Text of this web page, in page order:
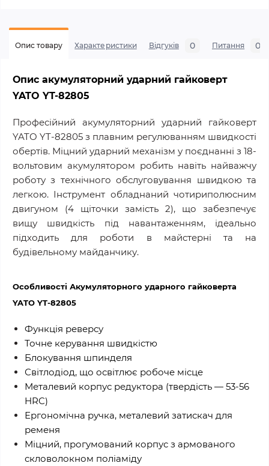
Опис товару Характеристики Відгуків 0 Питання 0
Опис акумуляторний ударний гайковерт
YATO YT-82805
Професійний акумуляторний ударний гайковерт
YATO YT-82805 з плавним регулюванням швидкості
обертів. Міцний ударний механізм у поєднанні з 18-
вольтовим акумулятором робить навіть найважчу
роботу з технічного обслуговування швидкою та
легкою. Інструмент обладнаний чотириполюсним
двигуном (4 щіточки замість 2), що забезпечує
вищу швидкість під навантаженням, ідеально
підходить для роботи в майстерні та на
будівельному майданчику.
Особливості Акумуляторного ударного гайковерта
YATO YT-82805
Функція реверсу
Точне керування швидкістю
Блокування шпинделя
Світлодіод, що освітлює робоче місце
Металевий корпус редуктора (твердість — 53-56
HRC)
Ергономічна ручка, металевий затискач для
ременя
Міцний, прогумований корпус з армованого
скловолокном поліаміду